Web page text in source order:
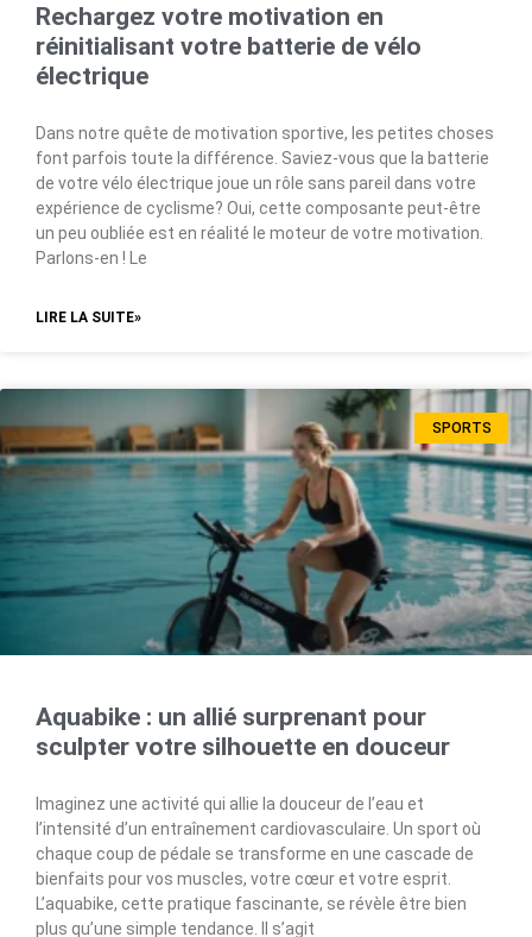
Rechargez votre motivation en
réinitialisant votre batterie de vélo
électrique
Dans notre quête de motivation sportive, les petites choses
font parfois toute la différence. Saviez-vous que la batterie
de votre vélo électrique joue un rôle sans pareil dans votre
expérience de cyclisme? Oui, cette composante peut-être
un peu oubliée est en réalité le moteur de votre motivation.
Parlons-en ! Le
LIRE LA SUITE»
SPORTS
Aquabike : un allié surprenant pour
sculpter votre silhouette en douceur
Imaginez une activité qui allie la douceur de l’eau et
l’intensité d’un entraînement cardiovasculaire. Un sport où
chaque coup de pédale se transforme en une cascade de
bienfaits pour vos muscles, votre cœur et votre esprit.
L’aquabike, cette pratique fascinante, se révèle être bien
plus qu’une simple tendance. Il s’agit